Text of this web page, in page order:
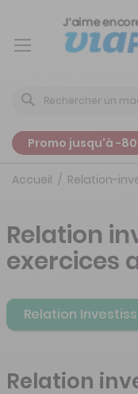
Promo jusqu'à -
Accueil Relation-
Relation
exercices
Relation
Relation